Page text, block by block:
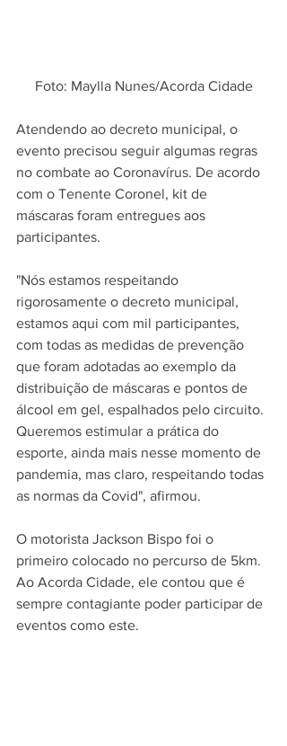
Foto: Maylla Nunes/Acorda Cidade
Atendendo ao decreto municipal, o
evento precisou seguir algumas regras
no combate ao Coronavírus. De acordo
com o Tenente Coronel, kit de
máscaras foram entregues aos
participantes.
"Nós estamos respeitando
rigorosamente o decreto municipal,
estamos aqui com mil participantes,
com todas as medidas de prevenção
que foram adotadas ao exemplo da
distribuição de máscaras e pontos de
álcool em gel, espalhados pelo circuito.
Queremos estimular a prática do
esporte, ainda mais nesse momento de
pandemia, mas claro, respeitando todas
as normas da Covid", afirmou.
O motorista Jackson Bispo foi o
primeiro colocado no percurso de 5km.
Ao Acorda Cidade, ele contou que é
sempre contagiante poder participar de
eventos como este.